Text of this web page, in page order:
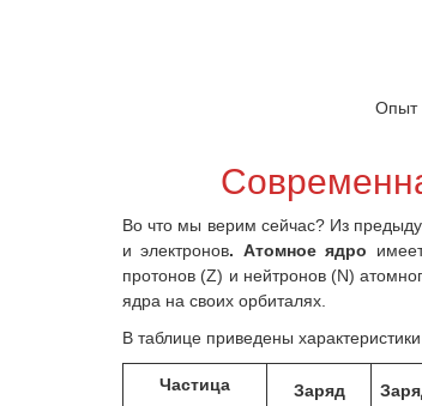
Опыт
Во что мы верим сейчас? Из
и электронов. Атомное ядро
протонов (Z) и нейтронов (N)
ядра на своих орбиталях.
В таблице приведены
Частица Заряд